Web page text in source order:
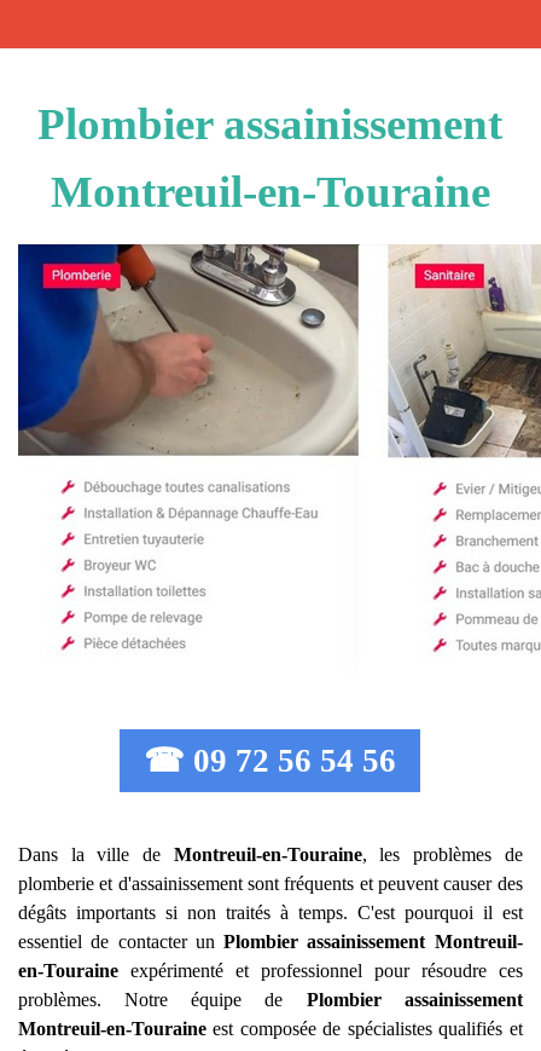
Plombier assainissement
Montreuil-en-Touraine
☎ 09 72 56 54 56
Dans la ville de Montreuil-en-Touraine, les problèmes de
plomberie et d'assainissement sont fréquents et peuvent causer des
dégâts importants si non traités à temps. C'est pourquoi il est
essentiel de contacter unPlombier assainissement Montreuil-
en-Touraine expérimenté et professionnel pour résoudre ces
problèmes. Notre équipe de Plombier assainissement
Montreuil-en-Touraine est composée de spécialistes qualifiés et